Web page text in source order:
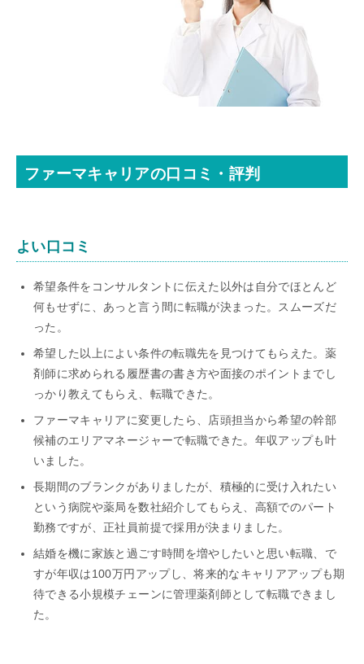
ファーマキャリアの口コミ・評判
よい口コミ
希望条件をコンサルタントに伝えた以外は自分でほとんど
何もせずに、あっと言う間に転職が決まった。スムーズだ
った。
希望した以上によい条件の転職先を見つけてもらえた。薬
剤師に求められる履歴書の書き方や面接のポイントまでし
っかり教えてもらえ、転職できた。
ファーマキャリアに変更したら、店頭担当から希望の幹部
候補のエリアマネージャーで転職できた。年収アップも叶
いました。
長期間のブランクがありましたが、積極的に受け入れたい
という病院や薬局を数社紹介してもらえ、高額でのパート
勤務ですが、正社員前提で採用が決まりました。
結婚を機に家族と過ごす時間を増やしたいと思い転職、で
すが年収は100万円アップし、将来的なキャリアアップも期
待できる小規模チェーンに管理薬剤師として転職できまし
た。